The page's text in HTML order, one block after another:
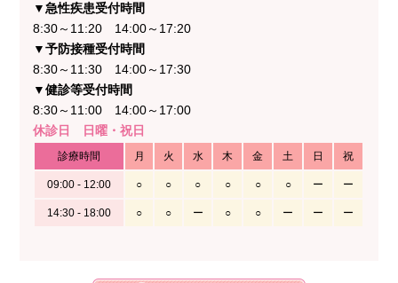
▼急性疾患受付時間
8:30～11:20 14:00～17:20
▼予防接種受付時間
8:30～11:30 14:00～17:30
▼健診等受付時間
8:30～11:00 14:00～17:00
休診日 日曜・祝日
診療時間 月 火 水 木 金 土 日 祝
09:00 - 12:00 ○ ○ ○ ○ ○ ○ ー ー
14:30 - 18:00 ○ ○ ー ○ ○ ー ー ー